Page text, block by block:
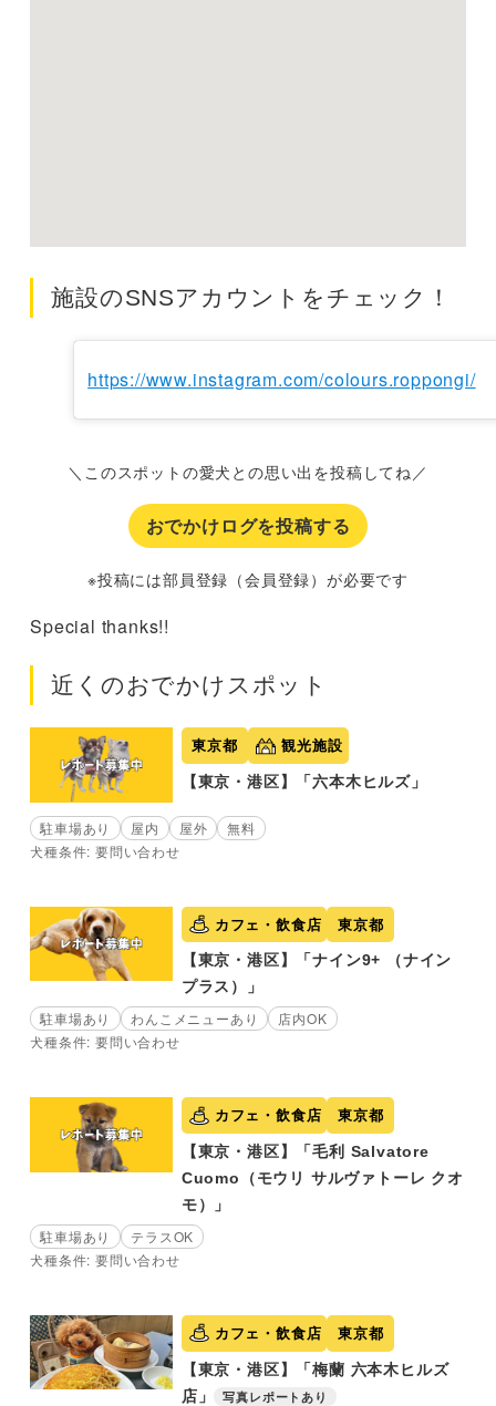
施設のSNSアカウントをチェック！
https://www.instagram.com/colours.roppongi/
＼このスポットの愛犬との思い出を投稿してね／
おでかけログを投稿する
※投稿には部員登録（会員登録）が必要です
Special thanks!!
近くのおでかけスポット
東京都 観光施設
【東京・港区】「六本木ヒルズ」
駐車場あり 屋内 屋外
無料
犬種条件: 要問い合わせ
カフェ・飲食店 東京都
【東京・港区】「ナイン9+ （ナイン
プラス）」
駐車場あり わんこメニューあり
店内OK
犬種条件: 要問い合わせ
カフェ・飲食店 東京都
【東京・港区】「毛利 Salvatore
Cuomo（モウリ サルヴァトーレ クオ
モ）」
駐車場あり
テラスOK
犬種条件: 要問い合わせ
カフェ・飲食店 東京都
【東京・港区】「梅蘭 六本木ヒルズ
店」
写真レポートあり